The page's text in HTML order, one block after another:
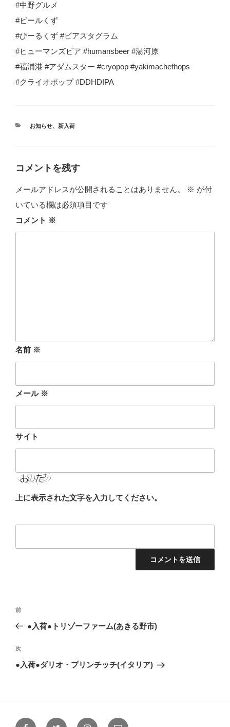
#中野グルメ
#ビールくず
#びーるくず #ビアスタグラム
#ヒューマンズビア #humansbeer #湯河原
#福浦港 #アダムスター #cryopop #yakimachefhops
#クライオポップ #DDHDIPA
カ
お知らせ、 新入荷
コメントを残す
メールアドレスが公開されることはありません。 ※ が付
いている欄は必須項目です
コメント ※
名前 ※
メール ※
サイト
上に表示された文字を入力してください。
投
ビ
ゲ
ン
前
の
稿
前
●入荷●トリゾーファーム(あきる野市)
次
の
次
●入荷●ダリオ・プリンチッチ(イタリア)
FacebookTwitter Instagramメ